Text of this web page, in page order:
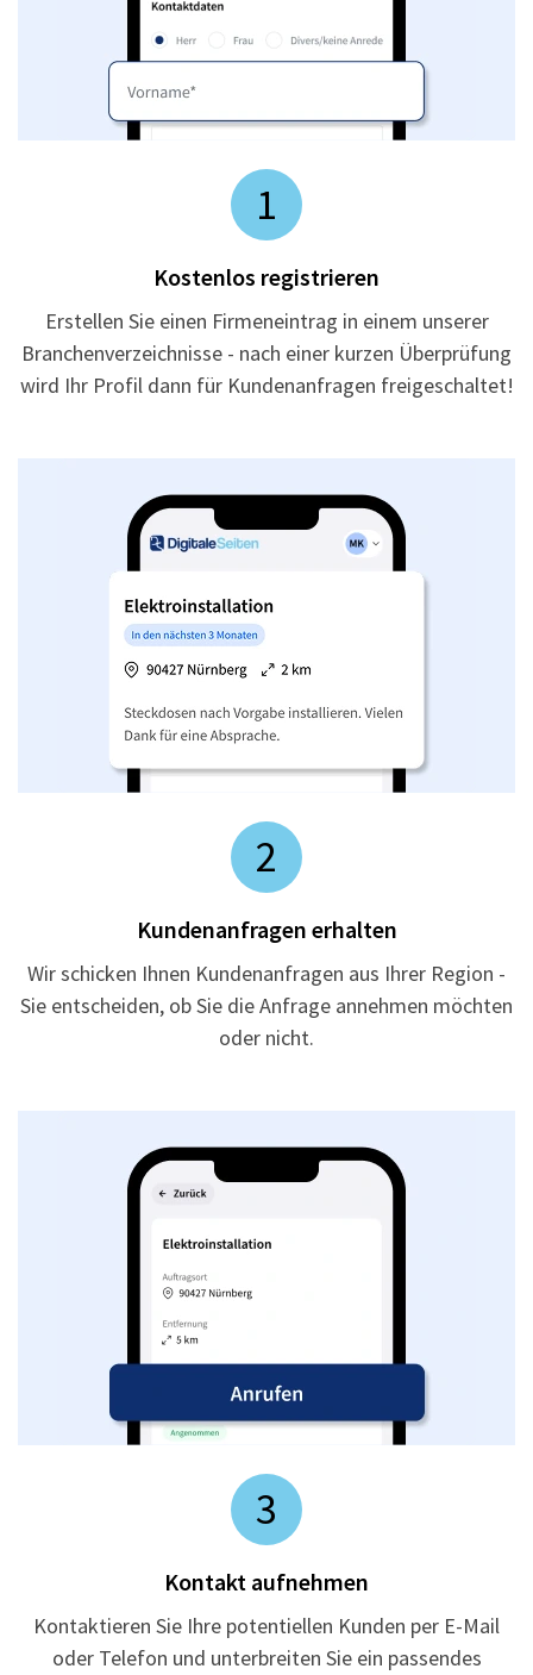
1
Kostenlos registrieren
Erstellen Sie einen Firmeneintrag in einem unserer
Branchenverzeichnisse - nach einer kurzen Überprüfung
wird Ihr Profil dann für Kundenanfragen freigeschaltet!
2
Kundenanfragen erhalten
Wir schicken Ihnen Kundenanfragen aus Ihrer Region -
Sie entscheiden, ob Sie die Anfrage annehmen möchten
oder nicht.
3
Kontakt aufnehmen
Kontaktieren Sie Ihre potentiellen Kunden per E-Mail
oder Telefon und unterbreiten Sie ein passendes